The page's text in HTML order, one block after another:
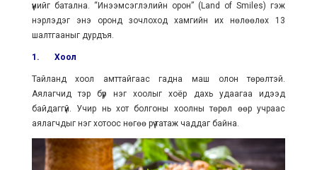
үүнийг батална. “Инээмсэглэлийн орон” (Land of Smiles) гэж
нэрлэдэг энэ оронд зочлоход хамгийн их нөлөөлөх 13
шалтгааныг дурдъя.
1. Хоол
Тайланд хоол амттайгаас гадна маш олон төрөлтэй.
Аялагчид тэр бүр нэг хоолыг хоёр дахь удаагаа идээд
байдаггүй. Учир нь хот болгоны хоолны төрөл өөр учраас
аялагчдыг нэг хотоос нөгөө рүү татаж чаддаг байна.